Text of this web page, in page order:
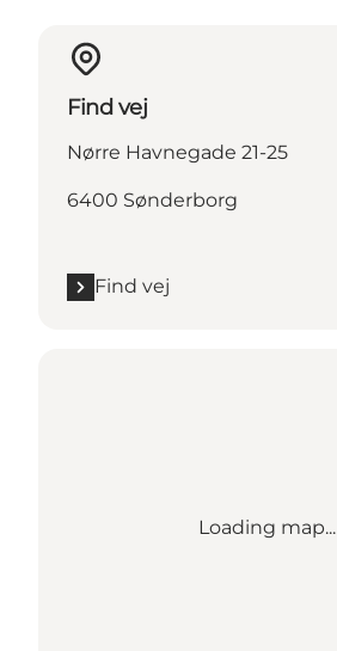
Find vej
Nørre Havnegade 21-25
6400 Sønderborg
Find vej
Loading map...